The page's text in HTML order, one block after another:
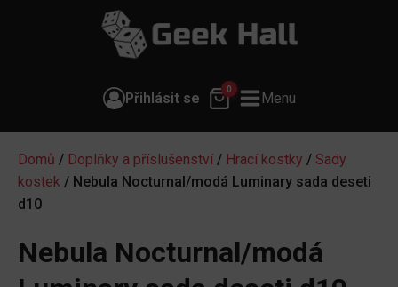
Přihlásit se
0
Menu
Domů / Doplňky a příslušenství / Hrací kostky / Sady
kostek / Nebula Nocturnal/modá Luminary sada deseti
d10
Nebula Nocturnal/modá